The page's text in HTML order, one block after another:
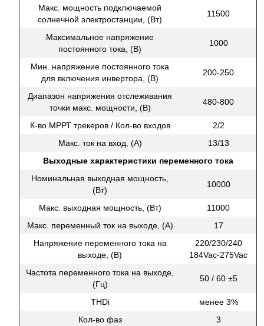
Макс. мощность подключаемой
солнечной электростанции, (Вт)
11500
Максимальное напряжение
постоянного тока, (В)
1000
Мин. напряжение постоянного тока
для включения инвертора, (В)
200-250
Диапазон напряжения отслеживания
точки макс. мощности, (В)
480-800
К-во МРРТ трекеров / Кол-во входов
2/2
Макс. ток на вход, (А)
13/13
Выходные характеристики переменного тока
Номинальная выходная мощность,
(Вт)
10000
Макс. выходная мощность, (Вт)
11000
Макс. переменный ток на выходе, (А)
17
Напряжение переменного тока на
выходе, (В)
220/230/240
184Vac-275Vac
Частота переменного тока на выходе,
(Гц)
50 / 60 ±5
THDi
менее 3%
Кол-во фаз
3